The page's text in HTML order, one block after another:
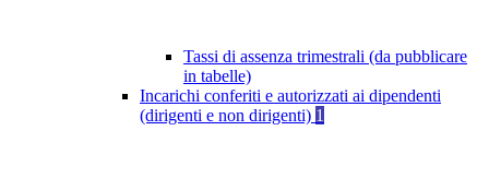
Tassi di assenza trimestrali (da pubblicare
in tabelle)
Incarichi conferiti e autorizzati ai dipendenti
(dirigenti e non dirigenti) 1